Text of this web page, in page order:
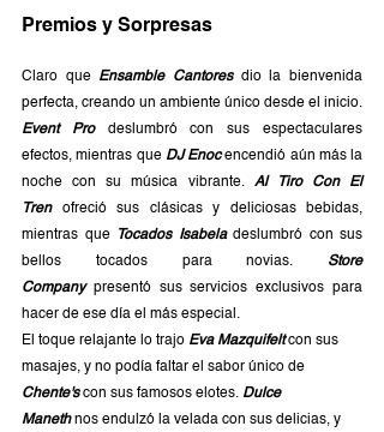
Premios y Sorpresas
Claro que Ensamble Cantores dio la bienvenida
Event Pro deslumbró con sus espectaculares
efectos, mientras que DJ Enoc encendió aún más la
noche con su música vibrante. Al Tiro Con El
Tren ofreció sus clásicas y deliciosas bebidas,
mientras que Tocados Isabela deslumbró con sus
bellos tocados para novias. Store
Company presentó sus servicios exclusivos para
hacer de ese día el más especial.
El toque relajante lo trajo Eva Mazquifelt con sus
masajes, y no podía faltar el sabor único de
Chente's con sus famosos elotes. Dulce
Maneth nos endulzó la velada con sus delicias, y